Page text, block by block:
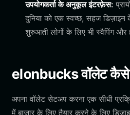
उपयोगकर्ता के अनुकूल इंटरफ़ेस:
दुनिया को एक स्वच्छ, सहज
शुरुआती लोगों के लिए भी स्वैपिंग और
elonbucks वॉलेट कैसे
अपना वॉलेट सेटअप करना एक सीधी
में बाजार के लिए तैयार करने के लिए